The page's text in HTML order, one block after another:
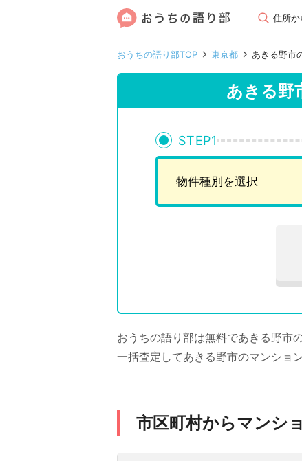
住所か
おうちの語り部TOP 東京都 あきる野市
あきる野
STEP1
おうちの語り部は無料であきる野市
一括査定してあきる野市のマンショ
市区町村からマンシ